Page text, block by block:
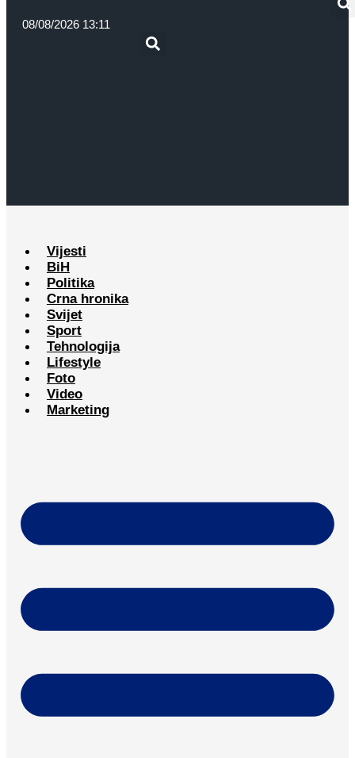
08/08/2026 13:11
Vijesti
BiH
Politika
Crna hronika
Svijet
Sport
Tehnologija
Lifestyle
Foto
Video
Marketing